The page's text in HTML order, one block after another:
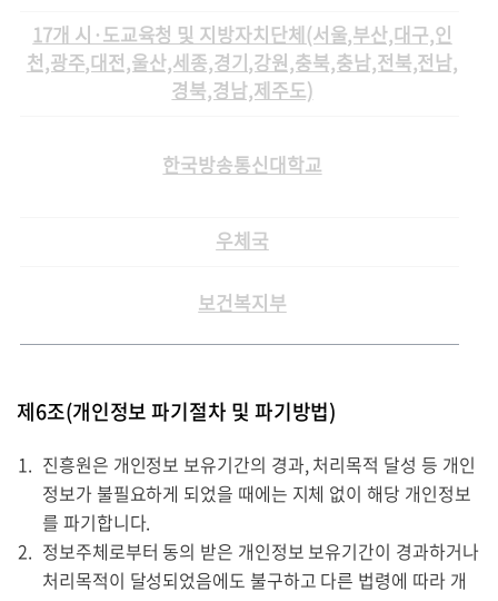
17개 시·도교육청 및 지방자치단체(서울,부산,대구,인
천,광주,대전,울산,세종,경기,강원,충북,충남,전북,전남,
경북,경남,제주도)
한국방송통신대학교
우체국
보건복지부
제6조(개인정보 파기절차 및 파기방법)
진흥원은 개인정보 보유기간의 경과, 처리목적 달성 등 개인
정보가 불필요하게 되었을 때에는 지체 없이 해당 개인정보
를 파기합니다.
정보주체로부터 동의 받은 개인정보 보유기간이 경과하거나
처리목적이 달성되었음에도 불구하고 다른 법령에 따라 개